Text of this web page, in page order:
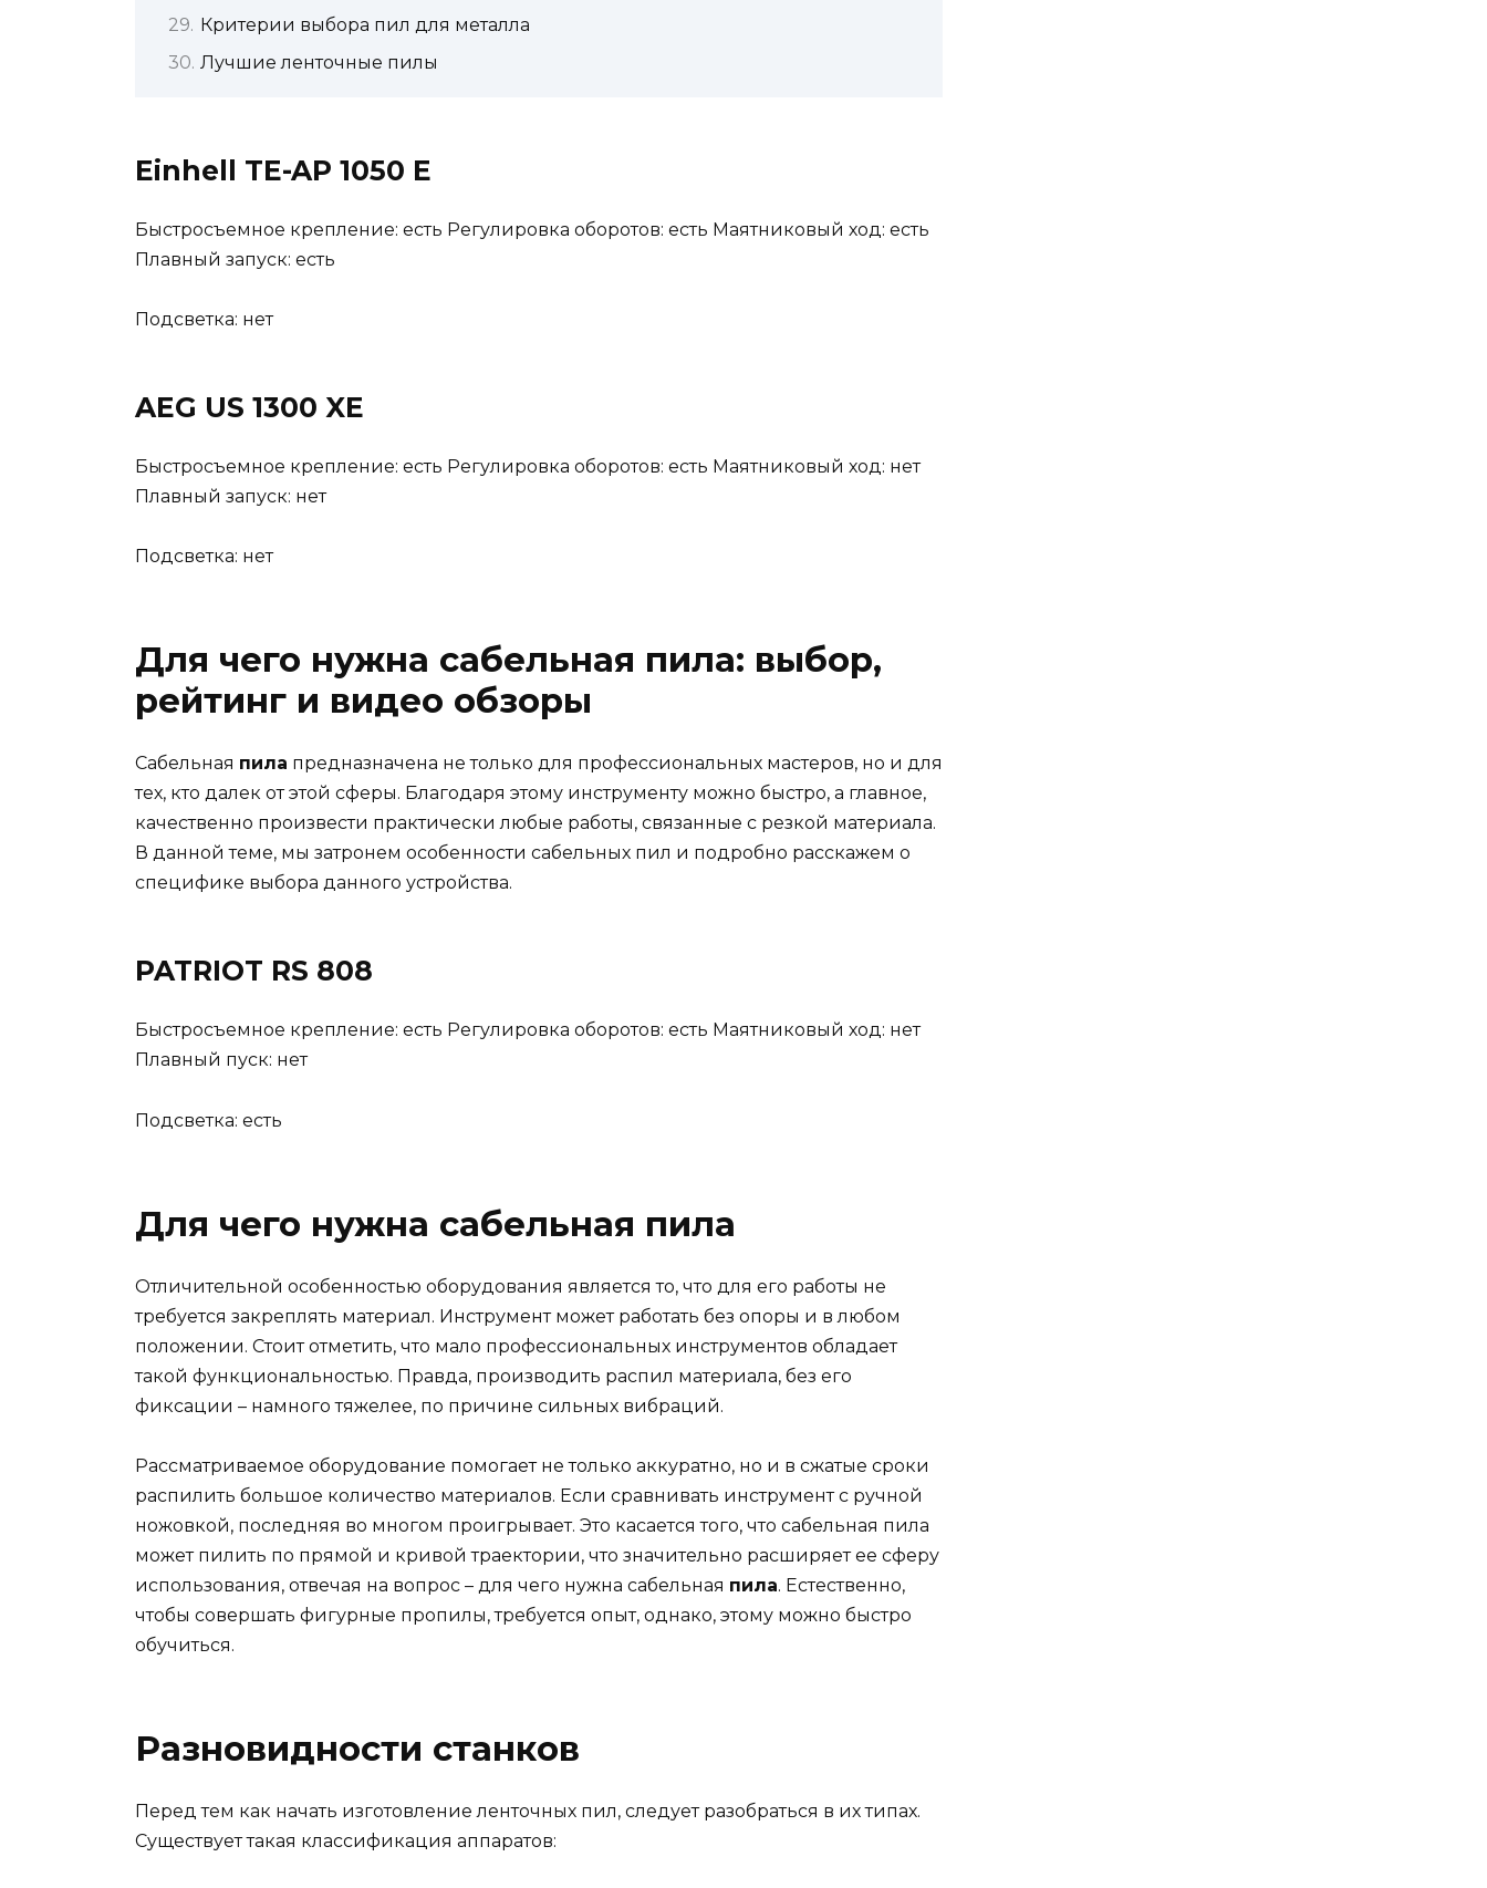
Критерии выбора пил для металла
Лучшие ленточные пилы
Einhell TE-AP 1050 E
Быстросъемное крепление: есть Регулировка оборотов: есть Маятниковый ход: есть
Плавный запуск: есть
Подсветка: нет
AEG US 1300 XE
Быстросъемное крепление: есть Регулировка оборотов: есть Маятниковый ход: нет
Плавный запуск: нет
Подсветка: нет
Для чего нужна сабельная пила: выбор,
рейтинг и видео обзоры
Сабельная пила предназначена не только для профессиональных мастеров, но и для
тех, кто далек от этой сферы. Благодаря этому инструменту можно быстро, а главное,
качественно произвести практически любые работы, связанные с резкой материала.
В данной теме, мы затронем особенности сабельных пил и подробно расскажем о
специфике выбора данного устройства.
PATRIOT RS 808
Быстросъемное крепление: есть Регулировка оборотов: есть Маятниковый ход: нет
Плавный пуск: нет
Подсветка: есть
Для чего нужна сабельная пила
Отличительной особенностью оборудования является то, что для его работы не
требуется закреплять материал. Инструмент может работать без опоры и в любом
положении. Стоит отметить, что мало профессиональных инструментов обладает
такой функциональностью. Правда, производить распил материала, без его
фиксации – намного тяжелее, по причине сильных вибраций.
Рассматриваемое оборудование помогает не только аккуратно, но и в сжатые сроки
распилить большое количество материалов. Если сравнивать инструмент с ручной
ножовкой, последняя во многом проигрывает. Это касается того, что сабельная пила
может пилить по прямой и кривой траектории, что значительно расширяет ее сферу
использования, отвечая на вопрос – для чего нужна сабельная пила. Естественно,
чтобы совершать фигурные пропилы, требуется опыт, однако, этому можно быстро
обучиться.
Разновидности станков
Перед тем как начать изготовление ленточных пил, следует разобраться в их типах.
Существует такая классификация аппаратов: